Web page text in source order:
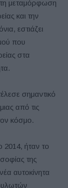
μεταμόρφωση
και την
εστιάζει
που
στα
σημαντικό
από τις
κόσμο.
2014, ήταν το
της
αυτοκίνητα